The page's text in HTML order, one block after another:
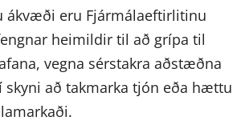
ákvæði eru Fjármálaeftirlitinu
heimildir til að grípa til
vegna sérstakra aðstæðna
skyni að takmarka tjón eða hættu